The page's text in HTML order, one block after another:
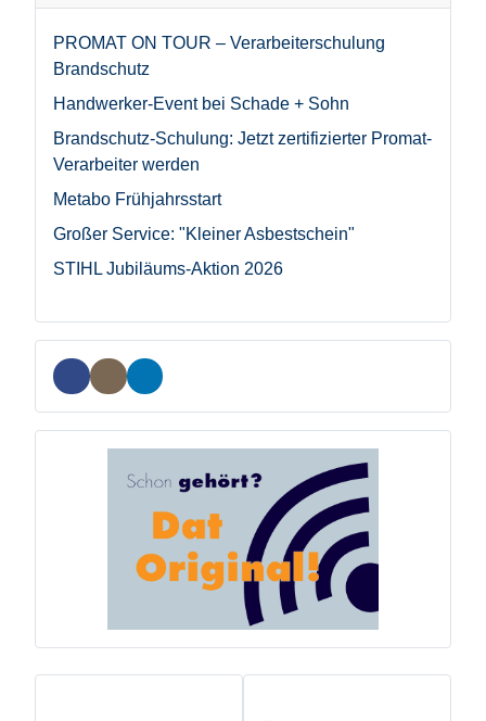
PROMAT ON TOUR – Verarbeiterschulung
Brandschutz
Handwerker-Event bei Schade + Sohn
Brandschutz-Schulung: Jetzt zertifizierter Promat-
Verarbeiter werden
Metabo Frühjahrsstart
Großer Service: "Kleiner Asbestschein"
STIHL Jubiläums-Aktion 2026